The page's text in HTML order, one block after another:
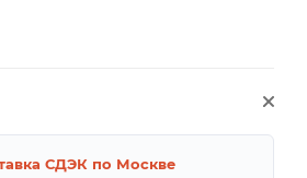
СДЭК по Москве